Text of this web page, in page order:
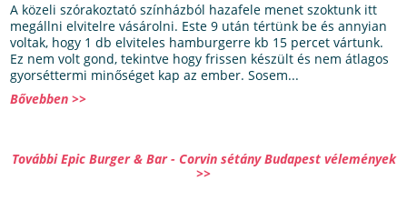
A közeli szórakoztató színházból hazafele menet szoktunk itt
megállni elvitelre vásárolni. Este 9 után tértünk be és annyian
voltak, hogy 1 db elviteles hamburgerre kb 15 percet vártunk.
Ez nem volt gond, tekintve hogy frissen készült és nem átlagos
gyorséttermi minőséget kap az ember. Sosem...
Bővebben >>
További Epic Burger & Bar - Corvin sétány Budapest vélemények
>>